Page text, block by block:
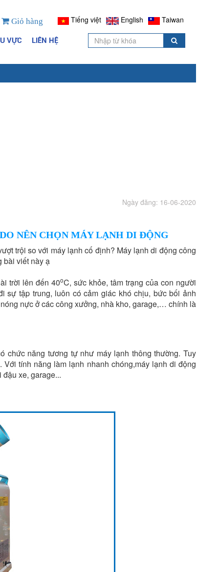
Giỏ hàng Tiếng việt English Taiwan
VỰC LIÊN HỆ
Ngày đăng: 16-06-2020
NÊN CHỌN MÁY LẠNH DI ĐỘNG
trội so với máy lạnh cố định? Máy lạnh di động công
bài viết này ạ
trời lên đến 40oC, sức khỏe, tâm trạng của con người
sự tập trung, luôn có cảm giác khó chịu, bức bối ảnh
nực ở các công xưởng, nhà kho, garage,… chính là
chức năng tương tự như máy lạnh thông thường. Tuy
tính năng làm lạnh nhanh chóng,máy lạnh di động
xe, garage...